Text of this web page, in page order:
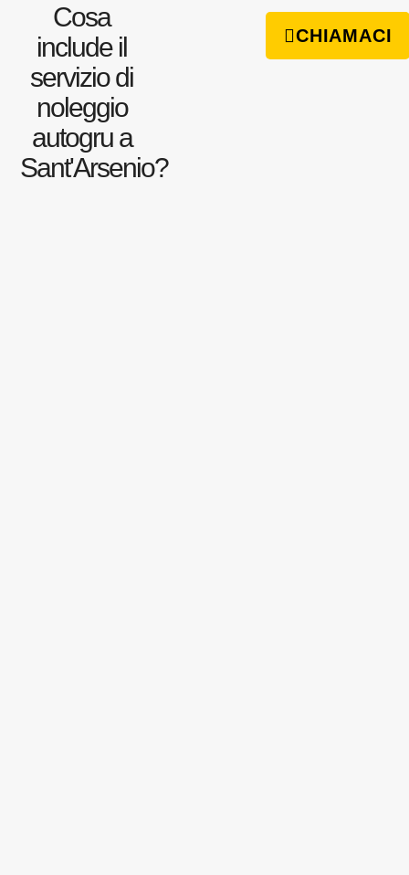
Cosa
include il
servizio di
noleggio
autogru a
Sant'Arsenio?
CHIAMACI